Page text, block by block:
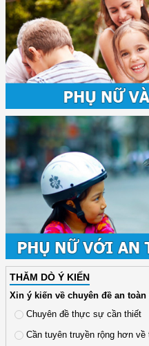
THĂM DÒ Ý KIẾN
Xin ý kiến về chuyên đề an
Chuyên đề thực sự cần thiết
Cần tuyên truyền rộng hơn